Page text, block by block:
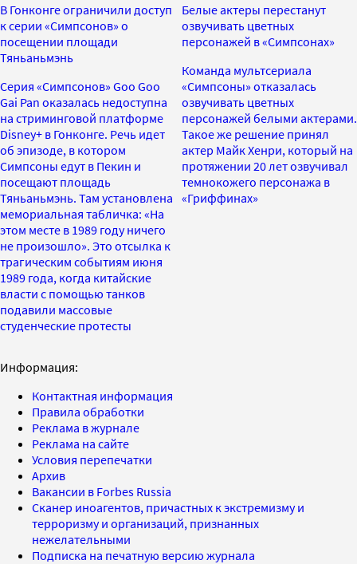
В Гонконге ограничили доступ
к серии «Симпсонов» о
посещении площади
Тяньаньмэнь
Серия «Симпсонов» Goo Goo
Gai Pan оказалась недоступна
на стриминговой платформе
Disney+ в Гонконге. Речь идет
об эпизоде, в котором
Симпсоны едут в Пекин и
посещают площадь
Тяньаньмэнь. Там установлена
мемориальная табличка: «На
этом месте в 1989 году ничего
не произошло». Это отсылка к
трагическим событиям июня
1989 года, когда китайские
власти с помощью танков
подавили массовые
студенческие протесты
Белые актеры перестанут
озвучивать цветных
персонажей в «Симпсонах»
Команда мультсериала
«Симпсоны» отказалась
озвучивать цветных
персонажей белыми актерами.
Такое же решение принял
актер Майк Хенри, который на
протяжении 20 лет озвучивал
темнокожего персонажа в
«Гриффинах»
Информация:
Контактная информация
Правила обработки
Реклама в журнале
Реклама на сайте
Условия перепечатки
Архив
Вакансии в Forbes Russia
Сканер иноагентов, причастных к экстремизму и
терроризму и организаций, признанных
нежелательными
Подписка на печатную версию журнала